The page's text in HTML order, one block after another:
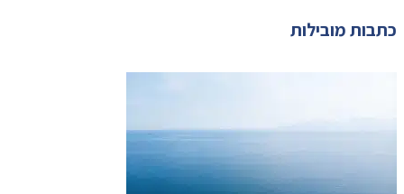
כתבות מובילות